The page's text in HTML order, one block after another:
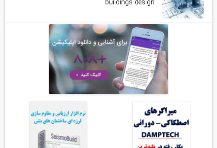
buildings design